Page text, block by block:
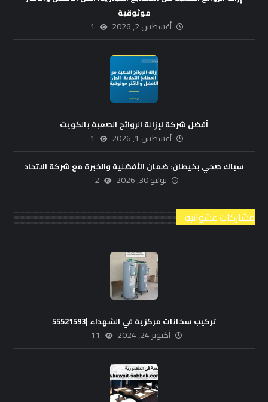
موثوقية
أغسطس 2, 2026 1
أفضل شركة لإزالة الروائح الصعبة بالكويت
أغسطس 1, 2026 1
سباك صحي بخيطان: ضمان الأفضلية والخبرة مع شركة الاتحاد
يوليو 30, 2026 2
مشاركات عشوائية
تركيب سخانات مركزية في الشهداء |55521593
أكتوبر 24, 2024 11